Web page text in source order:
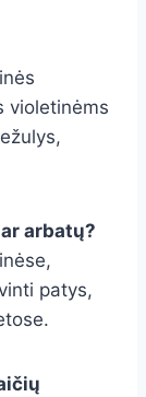
violetinėms
arbatų?
patys,